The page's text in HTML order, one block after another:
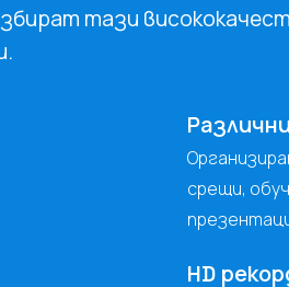
тази
срещи,
HD